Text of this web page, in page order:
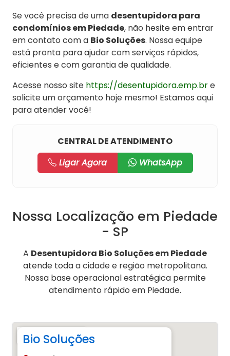
Se você precisa de uma desentupidora para
condomínios em Piedade, não hesite em entrar
em contato com a Bio Soluções. Nossa equipe
está pronta para ajudar com serviços rápidos,
eficientes e com garantia de qualidade.
Acesse nosso site https://desentupidora.emp.bre
solicite um orçamento hoje mesmo! Estamos aqui
para atender você!
CENTRAL DE ATENDIMENTO
Ligar Agora
WhatsApp
Nossa Localização em Piedade
- SP
A Desentupidora Bio Soluções em Piedade
atende toda a cidade e região metropolitana.
Nossa base operacional estratégica permite
atendimento rápido em Piedade.
Bio Soluções